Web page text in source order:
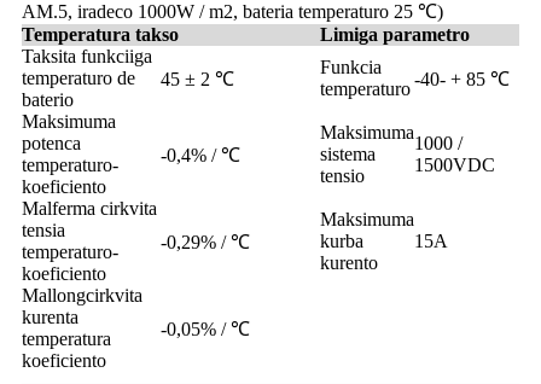
AM.5, iradeco 1000W / m2, bateria temperaturo 25 ℃)
Temperatura takso
Limiga parametro
Taksita funkciiga
temperaturo de
baterio
45 ± 2 ℃
Funkcia
temperaturo-40- + 85 ℃
Maksimuma
potenca
temperaturo-
koeficiento
-0,4% / ℃
Maksimuma
sistema
tensio
1000 /
1500VDC
Malferma cirkvita
tensia
temperaturo-
koeficiento
-0,29% / ℃
Maksimuma
kurba
kurento
15A
Mallongcirkvita
kurenta
temperatura
koeficiento
-0,05% / ℃